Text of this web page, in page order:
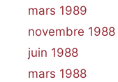
mars 1989
novembre 1988
juin 1988
mars 1988